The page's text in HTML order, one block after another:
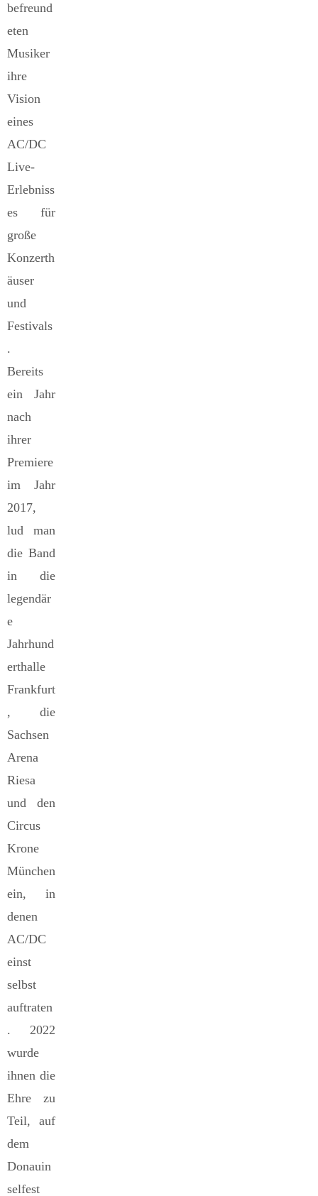
befreund
eten
Musiker
ihre
Vision
eines
AC/DC
Live-
Erlebniss
es für
große
Konzerth
äuser
und
Festivals
.
Bereits
ein Jahr
nach
ihrer
Premiere
im Jahr
2017,
lud man
die Band
in die
legendär
e
Jahrhund
erthalle
Frankfurt
, die
Sachsen
Arena
Riesa
und den
Circus
Krone
München
ein, in
denen
AC/DC
einst
selbst
auftraten
. 2022
wurde
ihnen die
Ehre zu
Teil, auf
dem
Donauin
selfest